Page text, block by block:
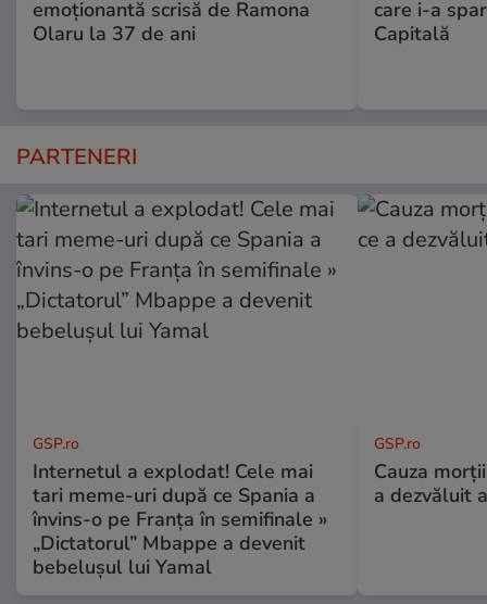
emoționantă scrisă de Ramona
Olaru la 37 de ani
care i-a
Capitală
PARTENERI
GSP.ro
Internetul a explodat! Cele mai
tari meme-uri după ce Spania a
învins-o pe Franța în semifinale »
„Dictatorul” Mbappe a devenit
bebelușul lui Yamal
GSP.ro
Cauza
a dezvăluit